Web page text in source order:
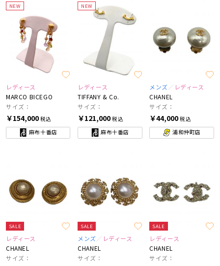
NEW
レディース
MARCO BICEGO
サイズ：
￥154,000税込
麻布十番店
NEW
レディース
TIFFANY & Co.
サイズ：
￥121,000税込
麻布十番店
メンズ
レディース
CHANEL
サイズ：
￥44,000税込
浦和仲町店
SALE
レディース
CHANEL
サイズ：
SALE
メンズ
レディース
CHANEL
サイズ：
SALE
レディース
CHANEL
サイズ：